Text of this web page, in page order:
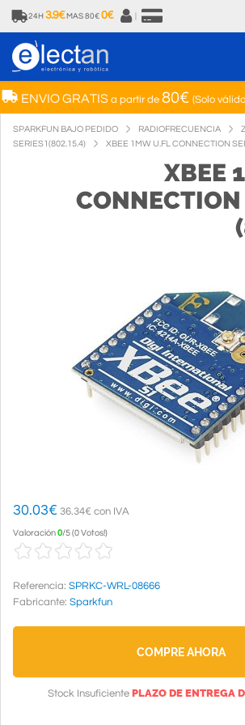
24H 3.9€ MAS 80€ 0€
ENVIO GRATISa partir de 80€ (Solo
SPARKFUN BAJO PEDIDO RADIOFRECUENCIA
SERIES1(802.15.4)
XBEE 1MW U.FL CONNECTION
XBEE
CONNECTION
30.03€ 36.34€ con IVA
Valoración0/5(0 Votos!)
Referencia: SPRKC-WRL-08666
Fabricante: Sparkfun
COMPRE AHORA
Stock Insuficiente PLAZO DE ENTREGA